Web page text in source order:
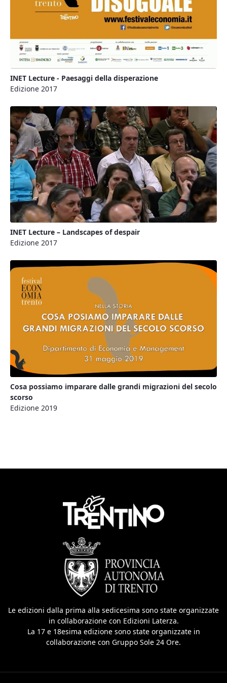
INET Lecture - Paesaggi della disperazione
Edizione 2017
INET Lecture – Landscapes of despair
Edizione 2017
Cosa possiamo imparare dalle grandi migrazioni del secolo
scorso
Edizione 2019
Le edizioni dalla prima alla sedicesima sono state organizzate
in collaborazione con Edizioni Laterza.
La 17 e 18esima edizione sono state organizzate in
collaborazione con Gruppo Sole 24 Ore.